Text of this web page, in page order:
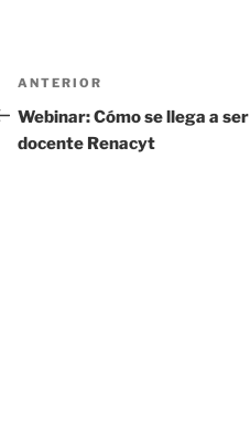
Navegación
de
entradas
Entrada
anterior:
ANTERIOR
Webinar: Cómo se llega a ser
docente Renacyt